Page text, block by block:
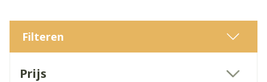
Filteren
Prijs